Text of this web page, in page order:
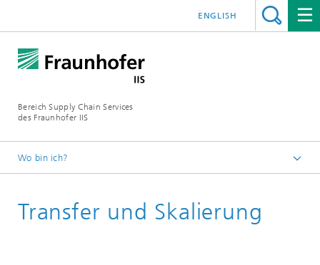
Bereich Supply Chain Services
des Fraunhofer IIS
ENGLISH
Wo bin ich?
Über uns
Transfer und Skalierung